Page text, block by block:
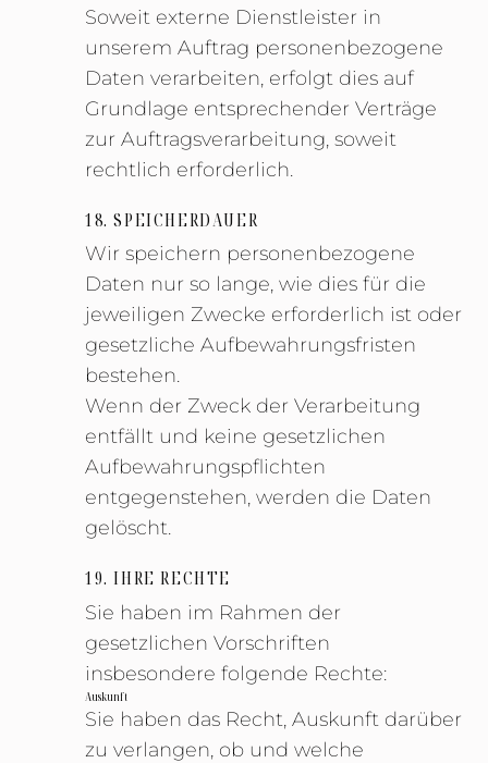
Soweit externe Dienstleister in
unserem Auftrag personenbezogene
Daten verarbeiten, erfolgt dies auf
Grundlage entsprechender Verträge
zur Auftragsverarbeitung, soweit
rechtlich erforderlich.
18. SPEICHERDAUER
Wir speichern personenbezogene
Daten nur so lange, wie dies für die
jeweiligen Zwecke erforderlich ist oder
gesetzliche Aufbewahrungsfristen
bestehen.
Wenn der Zweck der Verarbeitung
entfällt und keine gesetzlichen
Aufbewahrungspflichten
entgegenstehen, werden die Daten
gelöscht.
19. IHRE RECHTE
Sie haben im Rahmen der
gesetzlichen Vorschriften
insbesondere folgende Rechte:
Auskunft
Sie haben das Recht, Auskunft darüber
zu verlangen, ob und welche